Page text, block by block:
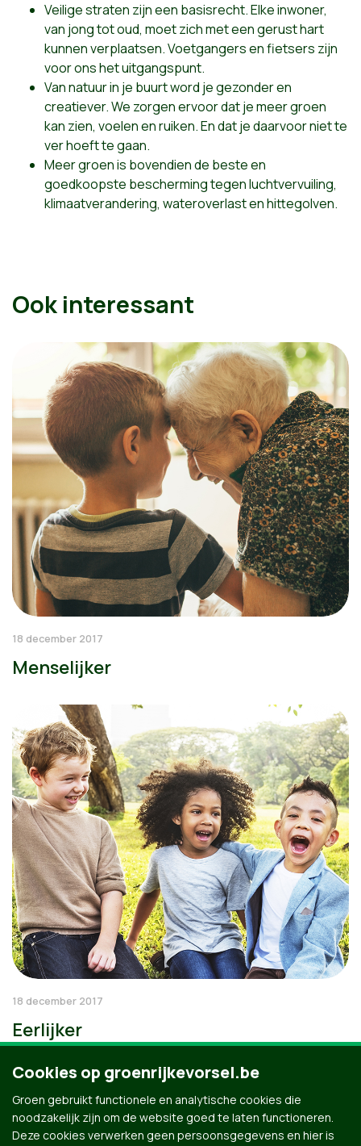
Veilige straten zijn een basisrecht. Elke inwoner,
van jong tot oud, moet zich met een gerust hart
kunnen verplaatsen. Voetgangers en fietsers zijn
voor ons het uitgangspunt.
Van natuur in je buurt word je gezonder en
creatiever. We zorgen ervoor dat je meer groen
kan zien, voelen en ruiken. En dat je daarvoor niet te
ver hoeft te gaan.
Meer groen is bovendien de beste en
goedkoopste bescherming tegen luchtvervuiling,
klimaatverandering, wateroverlast en hittegolven.
Ook interessant
18 december 2017
Menselijker
18 december 2017
Eerlijker
Cookies op groenrijkevorsel.be
Groen gebruikt functionele en analytische cookies die
noodzakelijk zijn om de website goed te laten functioneren.
Deze cookies verwerken geen persoonsgegevens en hier is